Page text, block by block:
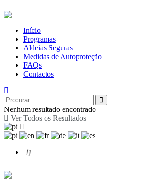
Início
Programas
Aldeias Seguras
Medidas de Autoproteção
FAQs
Contactos
Nenhum resultado encontrado
Ver Todos os Resultados